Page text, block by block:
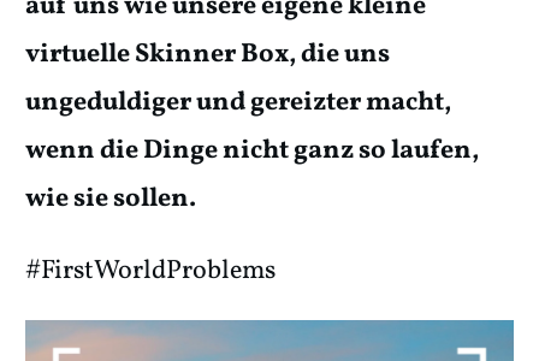
virtuelle Skinner Box, die uns
ungeduldiger und gereizter macht,
wenn die Dinge nicht ganz so laufen,
wie sie sollen.
#FirstWorldProblems